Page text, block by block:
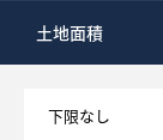
土地面積